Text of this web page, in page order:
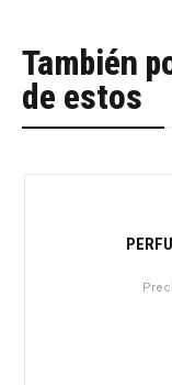
También
de estos